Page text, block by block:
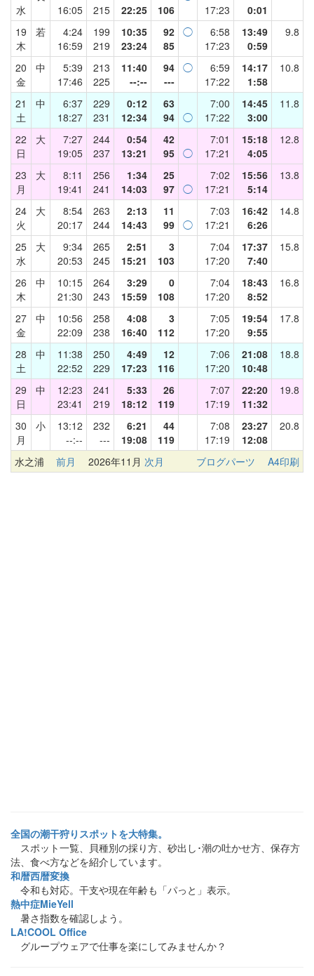
水
16:05
215
22:25
106
17:23
0:01
19
木
若
4:24
16:59
199
219
10:35
23:24
92
85
◯
6:58
17:23
13:49
0:59
9.8
20
金
中
5:39
17:46
213
225
11:40
--:--
94
---
◯
6:59
17:22
14:17
1:58
10.8
21
土
中
6:37
18:27
229
231
0:12
12:34
63
94 ◯
7:00
17:22
14:45
3:00
11.8
22
日
大
7:27
19:05
244
237
0:54
13:21
42
95 ◯
7:01
17:21
15:18
4:05
12.8
23
月
大
8:11
19:41
256
241
1:34
14:03
25
97 ◯
7:02
17:21
15:56
5:14
13.8
24
火
大
8:54
20:17
263
244
2:13
14:43
11
99 ◯
7:03
17:21
16:42
6:26
14.8
25
水
大
9:34
20:53
265
245
2:51
15:21
3
103
7:04
17:20
17:37
7:40
15.8
26
木
中
10:15
21:30
264
243
3:29
15:59
0
108
7:04
17:20
18:43
8:52
16.8
27
金
中
10:56
22:09
258
238
4:08
16:40
3
112
7:05
17:20
19:54
9:55
17.8
28
土
中
11:38
22:52
250
229
4:49
17:23
12
116
7:06
17:20
21:08
10:48
18.8
29
日
中
12:23
23:41
241
219
5:33
18:12
26
119
7:07
17:19
22:20
11:32
19.8
30
月
小
13:12
--:--
232
---
6:21
19:08
44
119
7:08
17:19
23:27
12:08
20.8
水之浦 前月 2026年11月 次月 ブログパーツ A4印刷
全国の潮干狩りスポットを大特集。
スポット一覧、貝種別の採り方、砂出し･潮の吐かせ方、保存方
法、食べ方などを紹介しています。
和暦西暦変換
令和も対応。干支や現在年齢も「パっと」表示。
熱中症MieYell
暑さ指数を確認しよう。
LA!COOL Office
グループウェアで仕事を楽にしてみませんか？